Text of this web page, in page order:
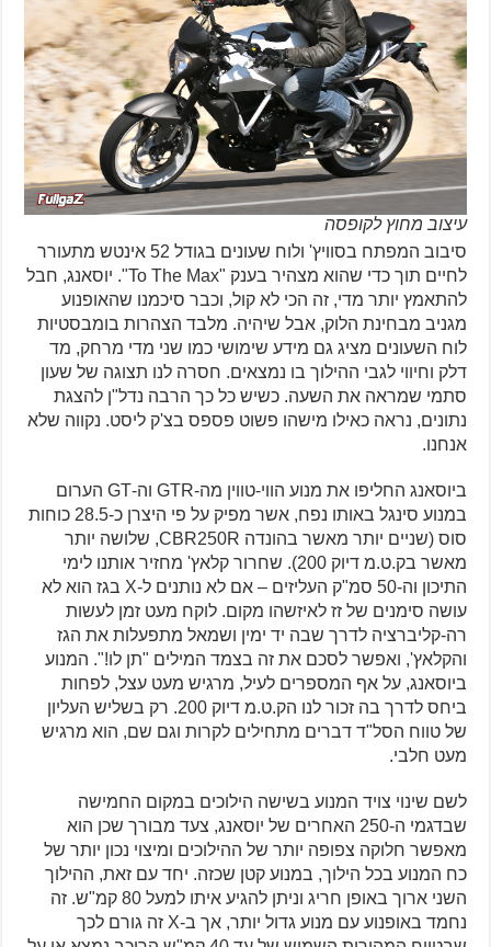
עיצוב מחוץ לקופסה
סיבוב המפתח בסוויץ' ולוח שעונים בגודל 52 אינטש מתעורר
לחיים תוך כדי שהוא מצהיר בענק "To The Max". יוסאנג, חבל
להתאמץ יותר מדי, זה הכי לא קול, וכבר סיכמנו שהאופנוע
מגניב מבחינת הלוק, אבל שיהיה. מלבד הצהרות בומבסטיות
לוח השעונים מציג גם מידע שימושי כמו שני מדי מרחק, מד
דלק וחיווי לגבי ההילוך בו נמצאים. חסרה לנו תצוגה של שעון
סתמי שמראה את השעה. כשיש כל כך הרבה נדל"ן להצגת
נתונים, נראה כאילו מישהו פשוט פספס בצ'ק ליסט. נקווה שלא
אנחנו.
ביוסאנג החליפו את מנוע הווי-טווין מה-GTR וה-GT הערום
במנוע סינגל באותו נפח, אשר מפיק על פי היצרן כ-28.5 כוחות
סוס (שניים יותר מאשר בהונדה CBR250R, שלושה יותר
מאשר בק.ט.מ דיוק 200). שחרור קלאץ' מחזיר אותנו לימי
התיכון וה-50 סמ"ק העליזים – אם לא נותנים ל-X בגז הוא לא
עושה סימנים של זז לאיזשהו מקום. לוקח מעט זמן לעשות
רה-קליברציה לדרך שבה יד ימין ושמאל מתפעלות את הגז
והקלאץ', ואפשר לסכם את זה בצמד המילים "תן לו!". המנוע
ביוסאנג, על אף המספרים לעיל, מרגיש מעט עצל, לפחות
ביחס לדרך בה זכור לנו הק.ט.מ דיוק 200. רק בשליש העליון
של טווח הסל"ד דברים מתחילים לקרות וגם שם, הוא מרגיש
מעט חלבי.
לשם שינוי צויד המנוע בשישה הילוכים במקום החמישה
שבדגמי ה-250 האחרים של יוסאנג, צעד מבורך שכן הוא
מאפשר חלוקה צפופה יותר של ההילוכים ומיצוי נכון יותר של
כח המנוע בכל הילוך, במנוע קטן שכזה. יחד עם זאת, ההילוך
השני ארוך באופן חריג וניתן להגיע איתו למעל 80 קמ"ש. זה
נחמד באופנוע עם מנוע גדול יותר, אך ב-X זה גורם לכך